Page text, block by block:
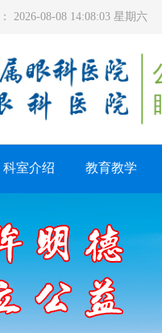
2026-08-08 14:08:05 星期六
科室介绍 教育教学